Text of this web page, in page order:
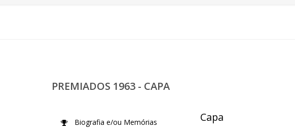
PREMIADOS 1963 - CAPA
Capa
Biografia e/ou Memórias